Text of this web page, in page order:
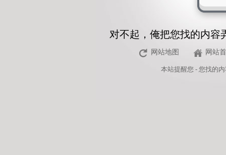
对不起，俺把您找的内容
网站地图 网站
本站提醒您 - 您找的